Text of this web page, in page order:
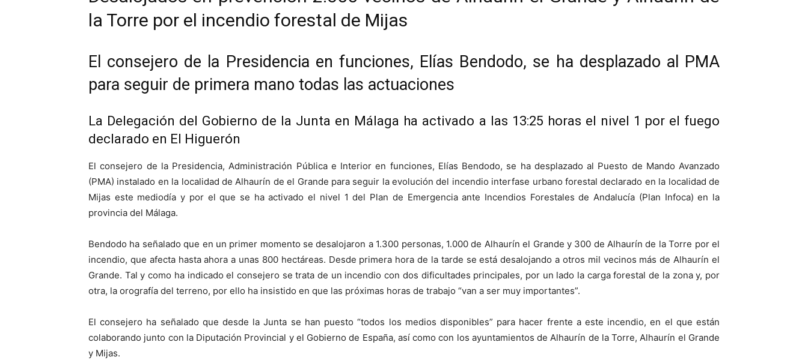
la Torre por el incendio forestal de Mijas
El consejero de la Presidencia en funciones, Elías Bendodo, se ha desplazado al PMA
para seguir de primera mano todas las actuaciones
La Delegación del Gobierno de la Junta en Málaga ha activado a las 13:25 horas el nivel 1 por el fuego
declarado en El Higuerón
El consejero de la Presidencia, Administración Pública e Interior en funciones, Elías Bendodo, se ha desplazado al Puesto de Mando Avanzado
(PMA) instalado en la localidad de Alhaurín de el Grande para seguir la evolución del incendio interfase urbano forestal declarado en la localidad de
Mijas este mediodía y por el que se ha activado el nivel 1 del Plan de Emergencia ante Incendios Forestales de Andalucía (Plan Infoca) en la
provincia del Málaga.
Bendodo ha señalado que en un primer momento se desalojaron a 1.300 personas, 1.000 de Alhaurín el Grande y 300 de Alhaurín de la Torre por el
incendio, que afecta hasta ahora a unas 800 hectáreas. Desde primera hora de la tarde se está desalojando a otros mil vecinos más de Alhaurín el
Grande. Tal y como ha indicado el consejero se trata de un incendio con dos dificultades principales, por un lado la carga forestal de la zona y, por
otra, la orografía del terreno, por ello ha insistido en que las próximas horas de trabajo “van a ser muy importantes”.
El consejero ha señalado que desde la Junta se han puesto “todos los medios disponibles” para hacer frente a este incendio, en el que están
colaborando junto con la Diputación Provincial y el Gobierno de España, así como con los ayuntamientos de Alhaurín de la Torre, Alhaurín el Grande
y Mijas.